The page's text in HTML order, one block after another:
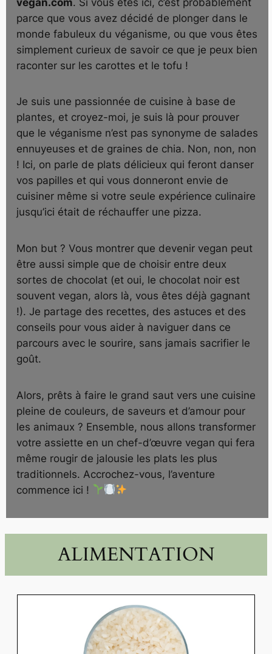
parce que vous avez décidé de plonger dans le
monde fabuleux du véganisme, ou que vous êtes
simplement curieux de savoir ce que je peux bien
raconter sur les carottes et le tofu !
Je suis une passionnée de cuisine à base de
plantes, et croyez-moi, je suis là pour prouver
que le véganisme n’est pas synonyme de salades
ennuyeuses et de graines de chia. Non, non, non
! Ici, on parle de plats délicieux qui feront danser
vos papilles et qui vous donneront envie de
cuisiner même si votre seule expérience culinaire
jusqu’ici était de réchauffer une pizza.
Mon but ? Vous montrer que devenir vegan peut
être aussi simple que de choisir entre deux
sortes de chocolat (et oui, le chocolat noir est
souvent vegan, alors là, vous êtes déjà gagnant
!). Je partage des recettes, des astuces et des
conseils pour vous aider à naviguer dans ce
parcours avec le sourire, sans jamais sacrifier le
goût.
Alors, prêts à faire le grand saut vers une cuisine
pleine de couleurs, de saveurs et d’amour pour
les animaux ? Ensemble, nous allons transformer
votre assiette en un chef-d’œuvre vegan qui fera
même rougir de jalousie les plats les plus
traditionnels. Accrochez-vous, l’aventure
commence ici !
ALIMENTATION